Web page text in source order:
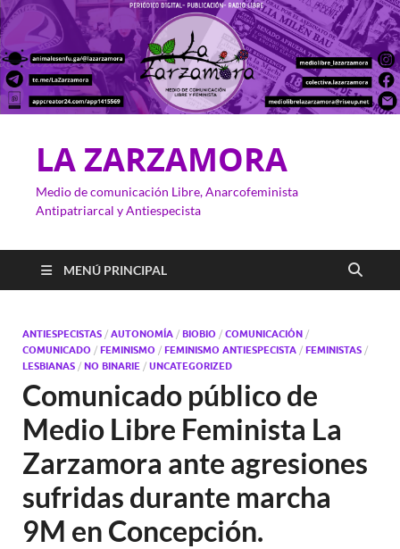
LA ZARZAMORA
Medio de comunicación Libre, Anarcofeminista
Antipatriarcal y Antiespecista
MENÚ PRINCIPAL
ANTIESPECISTAS / AUTONOMÍA / BIOBIO / COMUNICACIÓN /
COMUNICADO / FEMINISMO / FEMINISMO ANTIESPECISTA / FEMINISTAS /
LESBIANAS / NO BINARIE / UNCATEGORIZED
Comunicado público de
Medio Libre Feminista La
Zarzamora ante agresiones
sufridas durante marcha
9M en Concepción.